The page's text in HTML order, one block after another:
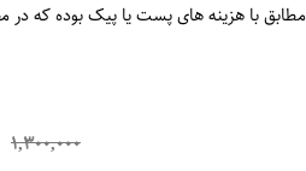
مطابق با هزینه های پست یا پیک بوده که در
۱,۳۰۰,۰۰۰